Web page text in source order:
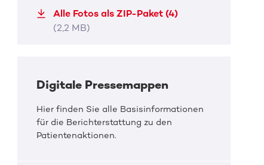
v.l.n.r. Jeffs Frau Mandy, Jeff, Birgit, ihr Mann
Michael. Vorne: Jeffs Tochter [...]
Alle Fotos als ZIP-Paket (4)
(2,2 MB)
Digitale Pressemappen
Hier finden Sie alle Basisinformationen
für die Berichterstattung zu den
Patientenaktionen.